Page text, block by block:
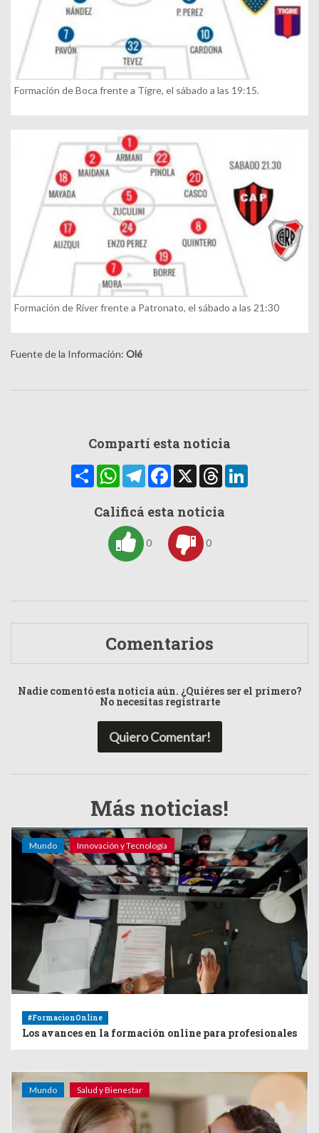
Formación de Boca frente a Tigre, el sábado a las 19:15.
Formación de River frente a Patronato, el sábado a las 21:30
Fuente de la Información: Olé
Compartí esta noticia
CompartirWhatsAppTelegramFacebook
X Threads
Calificá esta noticia
0 0
Comentarios
Nadie comentó esta noticia aún. ¿Quiéres ser el primero?
No necesitas registrarte
Quiero Comentar!
Más noticias!
Mundo Innovación y Tecnología
#FormacionOnline
Los avances en la formación online para profesionales
Mundo Salud y Bienestar